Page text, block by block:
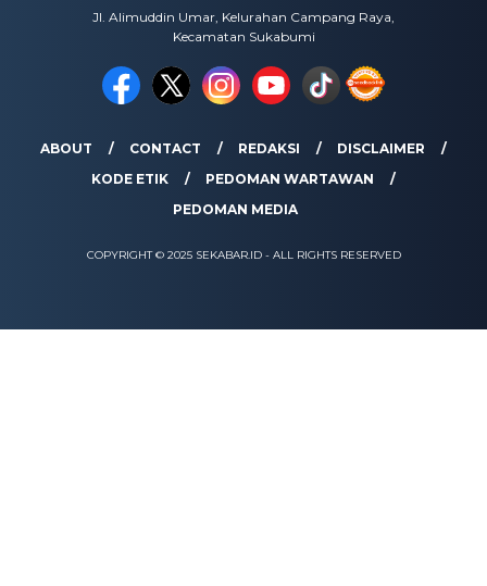
Jl. Alimuddin Umar, Kelurahan Campang Raya,
Kecamatan Sukabumi
ABOUT CONTACT REDAKSI
DISCLAIMER
KODE ETIK
PEDOMAN WARTAWAN
PEDOMAN MEDIA
COPYRIGHT © 2025 SEKABAR.ID - ALL RIGHTS RESERVED